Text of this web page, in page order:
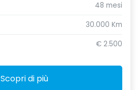
48 mesi
30.000 Km
€ 2.500
Scopri di più